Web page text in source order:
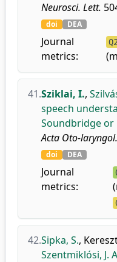
Neurosci. Lett.
doi DEA
Journal
metrics:
Q2
41.Sziklai, I.,
speech
Soundbridge or
Acta Oto-laryngol.
doi DEA
Journal
metrics:
42.Sipka, S.,
Szentmiklósi, J.